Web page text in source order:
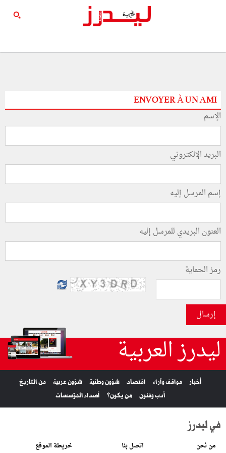
ENVOYER À UN AMI
الإسم
البريد الإلكتروني
إسم المرسل إليه
العنون البريدي للمرسل إليه
رمز الحماية
إرسال
ليدرز العربية
أخبار مواقف وآراء اقتصاد شؤون وطنية شؤون عربية
من التاريخ
أدب وفنون
من يكون؟ أصداء المؤسسات
في ليدرز
من نحن اتصل بنا خريطة الموقع